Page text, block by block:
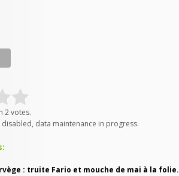
2 votes.
data maintenance in progress.
: truite Fario et mouche de mai à la folie.